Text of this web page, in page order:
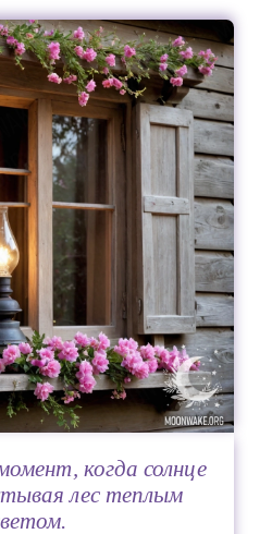
когда солнце
лес теплым